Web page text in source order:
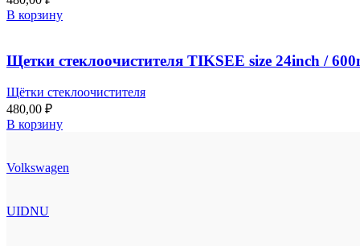
В корзину
Щетки стеклоочистителя TIKSEE size 24inch /
Щётки стеклоочистителя
480,00 ₽
В корзину
Volkswagen
UIDNU